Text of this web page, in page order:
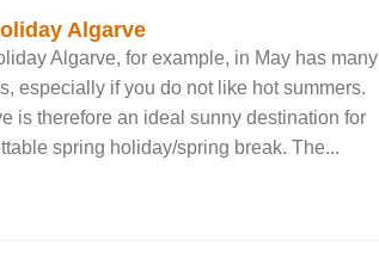
Algarve
Algarve, for example, in May has many
especially if you do not like hot summers.
is therefore an ideal sunny destination for
spring holiday/spring break. The...